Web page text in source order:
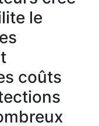
le
coûts